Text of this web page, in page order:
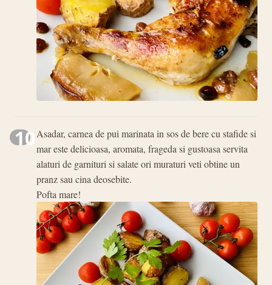
10Asadar, carnea de pui marinata in sos de bere cu stafide si
mar este delicioasa, aromata, frageda si gustoasa servita
alaturi de garnituri si salate ori muraturi veti obtine un
pranz sau cina deosebite.
Pofta mare!